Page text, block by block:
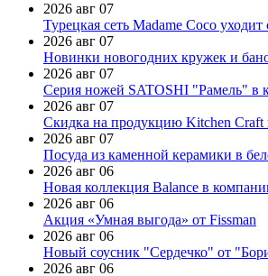
2026 авг 07
Турецкая сеть Madame Coco
2026 авг 07
Новинки новогодних кружек и
2026 авг 07
Серия ножей SATOSHI "Рамель" в
2026 авг 07
Скидка на продукцию Kitchen
2026 авг 07
Посуда из каменной керамики в
2026 авг 06
Новая коллекция Balance в
2026 авг 06
Акция «Умная выгода» от Fissman
2026 авг 06
Новый соусник "Сердечко" от
2026 авг 06